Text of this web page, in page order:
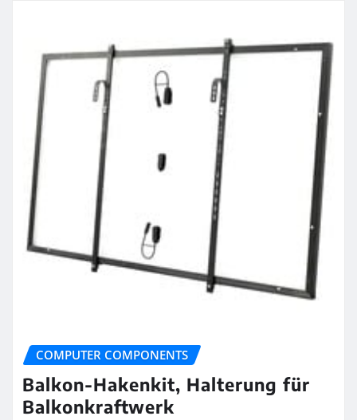
COMPUTER COMPONENTS
Balkon-Hakenkit, Halterung für
Balkonkraftwerk